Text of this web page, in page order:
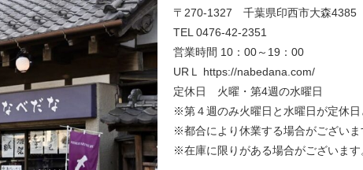
〒270-1327 千葉県印西市大森4385
TEL 0476-42-2351
営業時間 10：00～19：00
URＬ
https://nabedana.com/
定休日 火曜・第4週の水曜日
※第４週のみ火曜日と水曜日が定休日
※都合により休業する場合がございま
※在庫に限りがある場合がございます